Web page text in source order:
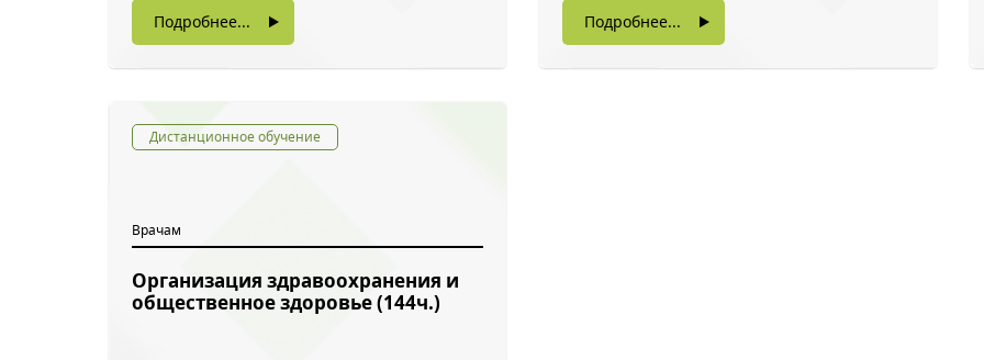
Подробнее... Подробнее...
Дистанционное обучение
Врачам
Организация здравоохранения и
общественное здоровье (144ч.)Обратный звонок